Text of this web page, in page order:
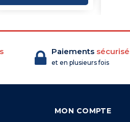
Paiements
et en plusieurs fois
MON COMPTE